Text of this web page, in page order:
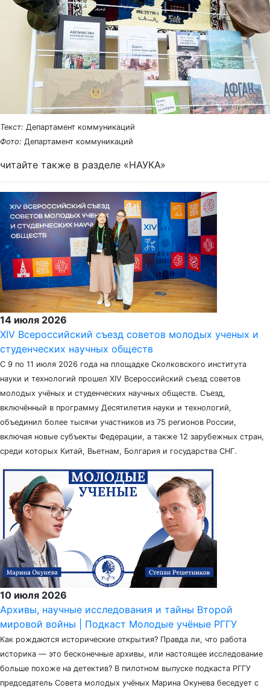
Текст: Департамент коммуникаций
Фото: Департамент коммуникаций
читайте также в разделе «НАУКА»
14 июля 2026
XIV Всероссийский съезд советов молодых ученых и
студенческих научных обществ
С 9 по 11 июля 2026 года на площадке Сколковского института
науки и технологий прошел XIV Всероссийский съезд советов
молодых учёных и студенческих научных обществ. Съезд,
включённый в программу Десятилетия науки и технологий,
объединил более тысячи участников из 75 регионов России,
включая новые субъекты Федерации, а также 12 зарубежных стран,
среди которых Китай, Вьетнам, Болгария и государства СНГ.
10 июля 2026
Архивы, научные исследования и тайны Второй
мировой войны | Подкаст Молодые учёные РГГУ
Как рождаются исторические открытия? Правда ли, что работа
историка — это бесконечные архивы, или настоящее исследование
больше похоже на детектив? В пилотном выпуске подкаста РГГУ
председатель Совета молодых учёных Марина Окунева беседует с